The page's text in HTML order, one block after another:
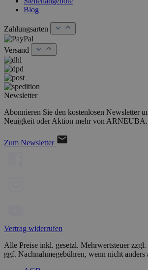
Blog
Zahlungsarten
Versand
Newsletter
Abonnieren Sie den kostenlosen Newsletter
Neuigkeit oder Aktion mehr von ARNEUBA.
Zum Newsletter
Vertrag widerrufen
Alle Preise inkl. gesetzl. Mehrwertsteuer zzgl.
ggf. Nachnahmegebühren, wenn nicht anders